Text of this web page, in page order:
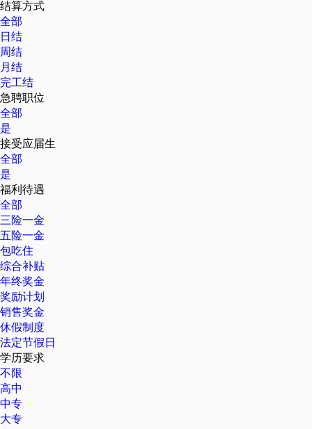
结算方式
全部
日结
周结
月结
完工结
急聘职位
全部
是
接受应届生
全部
是
福利待遇
全部
三险一金
五险一金
包吃住
综合补贴
年终奖金
奖励计划
销售奖金
休假制度
法定节假日
学历要求
不限
高中
中专
大专